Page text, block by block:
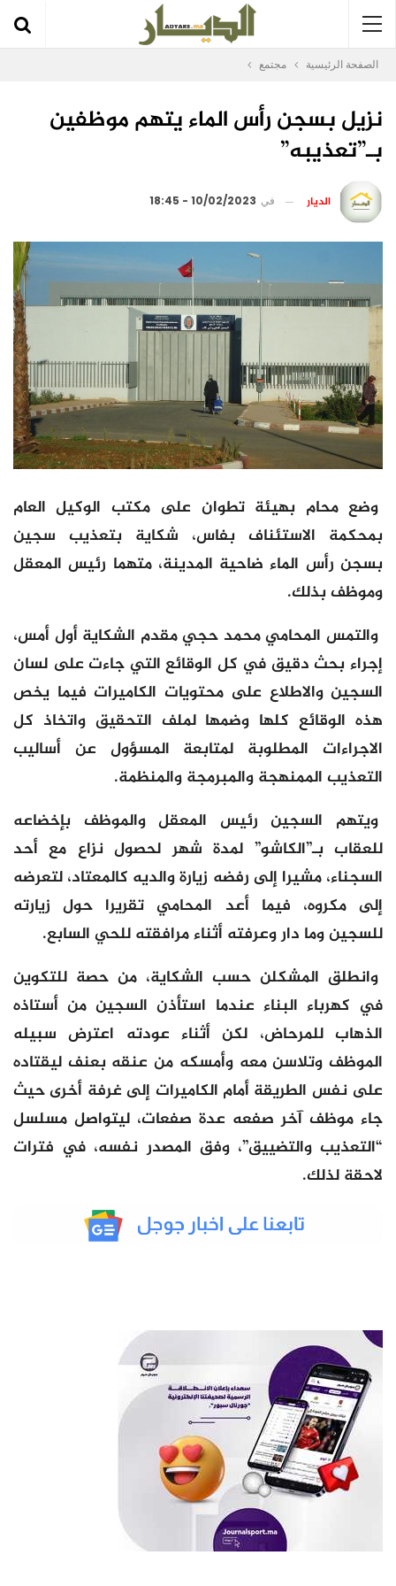
الصفحة الرئيسية مجتمع
نزيل بسجن رأس الماء يتهم موظفين
بـ”تعذيبه”
الديار في 10/02/2023 - 18:45
وضع محام بهيئة تطوان على مكتب الوكيل العام
بمحكمة الاستئناف بفاس، شكاية بتعذيب سجين
بسجن رأس الماء ضاحية المدينة، متهما رئيس المعقل
وموظف بذلك.
والتمس المحامي محمد حجي مقدم الشكاية أول أمس،
إجراء بحث دقيق في كل الوقائع التي جاءت على لسان
السجين والاطلاع على محتويات الكاميرات فيما يخص
هذه الوقائع كلها وضمها لملف التحقيق واتخاذ كل
الاجراءات المطلوبة لمتابعة المسؤول عن أساليب
التعذيب الممنهجة والمبرمجة والمنظمة.
ويتهم السجين رئيس المعقل والموظف بإخضاعه
للعقاب بـ”الكاشو” لمدة شهر لحصول نزاع مع أحد
السجناء، مشيرا إلى رفضه زيارة والديه كالمعتاد، لتعرضه
إلى مكروه، فيما أعد المحامي تقريرا حول زيارته
للسجين وما دار وعرفته أثناء مرافقته للحي السابع.
وانطلق المشكلن حسب الشكاية، من حصة للتكوين
في كهرباء البناء عندما استأذن السجين من أستاذه
الذهاب للمرحاض، لكن أثناء عودته اعترض سبيله
الموظف وتلاسن معه وأمسكه من عنقه بعنف ليقتاده
على نفس الطريقة أمام الكاميرات إلى غرفة أخرى حيث
جاء موظف آخر صفعه عدة صفعات، ليتواصل مسلسل
“التعذيب والتضييق”، وفق المصدر نفسه، في فترات
لاحقة لذلك.